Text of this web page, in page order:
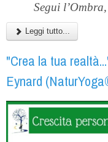
Segui
Leggi tutto...
"Crea la tua
Eynard